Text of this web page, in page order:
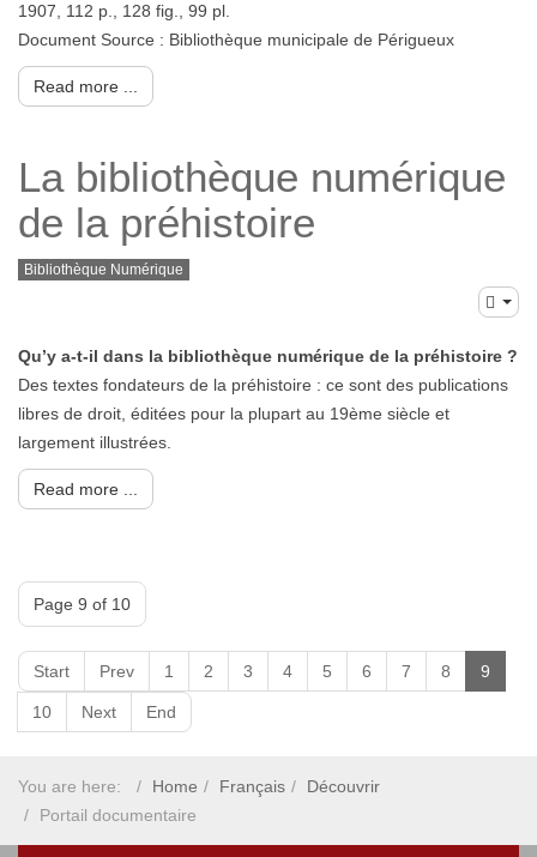
1907, 112 p., 128 fig., 99 pl.
Document Source : Bibliothèque municipale de Périgueux
Read more ...
La bibliothèque numérique
de la préhistoire
Bibliothèque Numérique
Qu’y a-t-il dans la bibliothèque numérique de la préhistoire ?
Des textes fondateurs de la préhistoire : ce sont des publications
libres de droit, éditées pour la plupart au 19ème siècle et
largement illustrées.
Read more ...
Page 9 of 10
Start Prev 1 2 3 4 5 6 7 8 9
10 Next End
You are here: Home Français
Découvrir
Portail documentaire